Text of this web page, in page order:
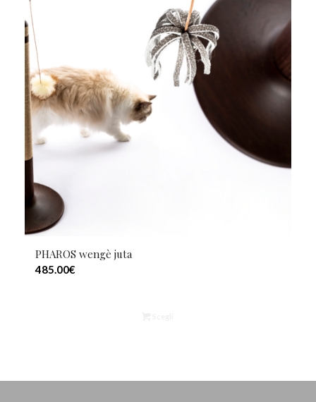
PHAROS wengè juta
485.00€